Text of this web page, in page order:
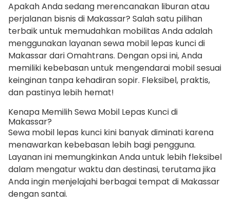
Apakah Anda sedang merencanakan liburan atau
perjalanan bisnis di Makassar? Salah satu pilihan
terbaik untuk memudahkan mobilitas Anda adalah
menggunakan layanan sewa mobil lepas kunci di
Makassar dari Omahtrans. Dengan opsi ini, Anda
memiliki kebebasan untuk mengendarai mobil sesuai
keinginan tanpa kehadiran sopir. Fleksibel, praktis,
dan pastinya lebih hemat!
Kenapa Memilih Sewa Mobil Lepas Kunci di
Makassar?
Sewa mobil lepas kunci kini banyak diminati karena
menawarkan kebebasan lebih bagi pengguna.
Layanan ini memungkinkan Anda untuk lebih fleksibel
dalam mengatur waktu dan destinasi, terutama jika
Anda ingin menjelajahi berbagai tempat di Makassar
dengan santai.